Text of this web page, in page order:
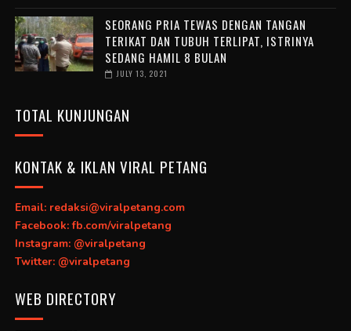
SEORANG PRIA TEWAS DENGAN TANGAN
TERIKAT DAN TUBUH TERLIPAT, ISTRINYA
SEDANG HAMIL 8 BULAN
JULY 13, 2021
TOTAL KUNJUNGAN
KONTAK & IKLAN VIRAL PETANG
Email: redaksi@viralpetang.com
Facebook: fb.com/viralpetang
Instagram: @viralpetang
Twitter: @viralpetang
WEB DIRECTORY